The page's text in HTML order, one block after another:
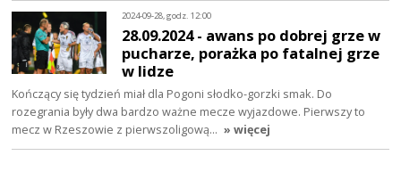
2024-09-28, godz. 12:00
28.09.2024 - awans po dobrej grze w
pucharze, porażka po fatalnej grze
w lidze
Kończący się tydzień miał dla Pogoni słodko-gorzki smak. Do
rozegrania były dwa bardzo ważne mecze wyjazdowe. Pierwszy to
mecz w Rzeszowie z pierwszoligową… » więcej